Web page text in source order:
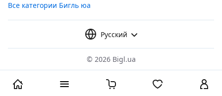
Все категории Бигль юа
Русский
© 2026 Bigl.ua